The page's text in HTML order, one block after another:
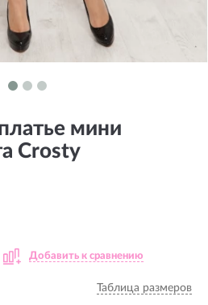
мини
Crosty
Добавить к сравнению
Таблица размеров